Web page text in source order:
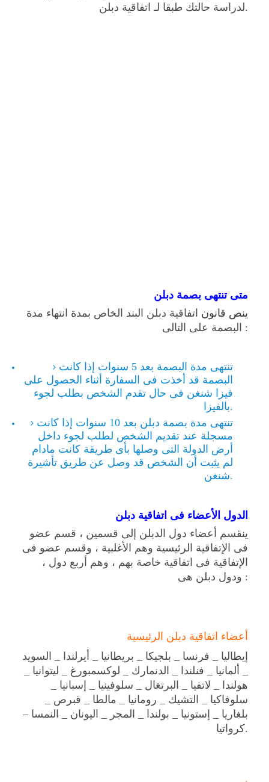
لدراسة حالتك طبقا لـ اتفاقية دبلن.
متى تنتهى بصمة دبلن
ينص قانون اتفاقية دبلن البند الخاص بمدة انتهاء مدة
البصمة على التالى :
تنتهى مدة البصمة بعد 5 سنوات إذا كانت
البصمة قد أخذت فى السفارة أثناء الحصول على
فيزا شنغن فى حال تقدم الشخص بطلب لجوء
بالفيزا.
تنتهى مدة بصمة دبلن بعد 10 سنوات إذا كانت
مسجلة عند تقديم الشخص لطلب لجوء داخل
أرض الدولة التى وصلها بأى طريقة كانت مادام
لم يثبت أن الشخص قد وصل عن طريق تأشيرة
شنغن.
الدول الأعضاء فى اتفاقية دبلن
ينقسم أعضاء دول الدبلن إلى قسمين ، قسم عضو
فى الإتفاقية الرئيسية وهم الأغلبية ، وقسم عضو فى
الإتفاقية فى اتفاقية خاصة بهم ، وهم أربع دول ،
ودول دبلن هى :
أعضاء اتفاقية دبلن الرئيسية
إيطاليا _ فرنسا _ بلجيكا _ بريطانيا _ أيرلندا _ السويد
_ ألمانيا _ فنلندا _ الدنمارك _ لوكسمبورغ _ ليتوانيا _
هولندا _ لاتفيا _ البرتغال _ سلوفينيا _ إسبانيا _
سلوفاكيا _ التشيك _ رومانيا _ مالطا _ قبرص _
بلغاريا _ إستونيا _ بولندا _ المجر _ اليونان _ النمسا –
كرواتيا.